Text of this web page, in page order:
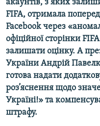
акаунтів, з яких
FIFA, отримала
Facebook через
офіційної сторінки
залишати оцінку. А
України Андрій
готова надати
роз’яснення щодо
Україні!» та
штрафу.